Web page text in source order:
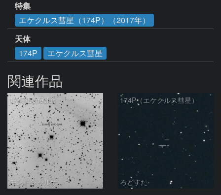
特集
エケクルス彗星（174P）（2017年）
天体
174P
エケクルス彗星
関連作品
174P/Echeclus
モンドシャルナ
174P（エケクルス彗星）
ろどすた